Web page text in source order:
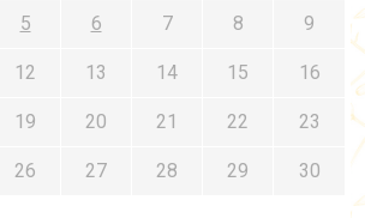
5 6 7 8 9
12 13 14 15 16
19 20 21 22 23
26 27 28 29 30